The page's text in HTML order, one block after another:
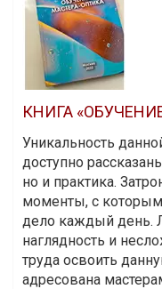
КНИГА
Уникальность
доступно
но и практика.
моменты, с
дело каждый день.
наглядность и
труда освоить
адресована